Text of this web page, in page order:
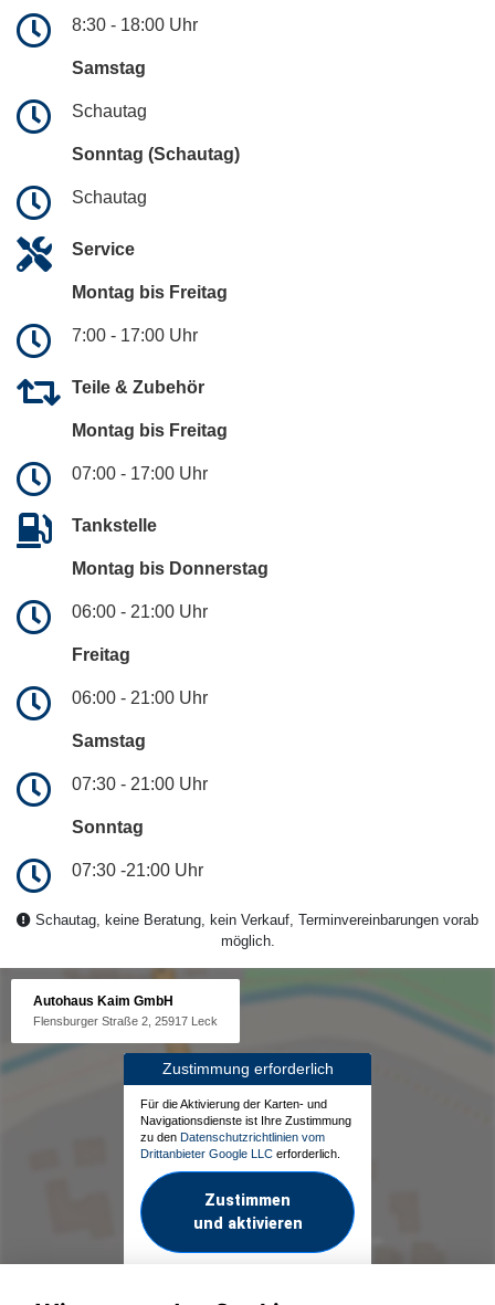
8:30 - 18:00 Uhr
Samstag
Schautag
Sonntag (Schautag)
Schautag
Service
Montag bis Freitag
7:00 - 17:00 Uhr
Teile & Zubehör
Montag bis Freitag
07:00 - 17:00 Uhr
Tankstelle
Montag bis Donnerstag
06:00 - 21:00 Uhr
Freitag
06:00 - 21:00 Uhr
Samstag
07:30 - 21:00 Uhr
Sonntag
07:30 -21:00 Uhr
Schautag, keine Beratung, kein Verkauf, Terminvereinbarungen vorab
möglich.
Autohaus Kaim GmbH
Flensburger Straße 2, 25917 Leck
Zustimmung erforderlich
Für die Aktivierung der Karten- und
Navigationsdienste ist Ihre Zustimmung
zu den Datenschutzrichtlinien vom
Drittanbieter Google LLC erforderlich.
Zustimmen
und aktivieren